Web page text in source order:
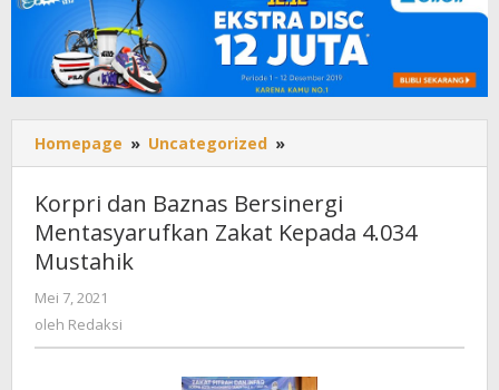
Homepage » Uncategorized »
dan
Bersinergi
Mentasyarufkan
Korpri dan Baznas Bersinergi
Mentasyarufkan Zakat Kepada 4.034
Mustahik
Mei 7, 2021
Redaksi
oleh Redaksi